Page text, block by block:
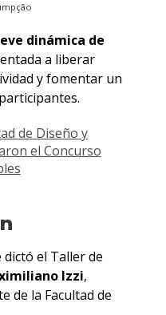
dinámica de
a liberar
y fomentar un
de Diseño y
el Concurso
el Taller de
Izzi,
de la Facultad de